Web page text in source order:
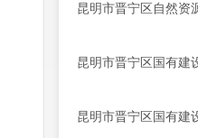
昆明市晋宁区自然资
昆明市晋宁区国有建
昆明市晋宁区国有建